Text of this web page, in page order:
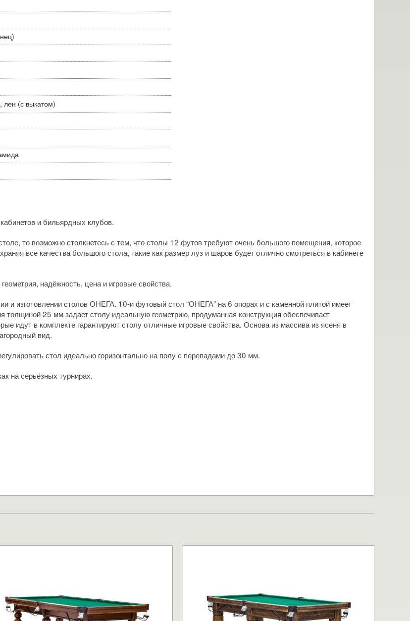
лен (с выкатом)
и бильярдных клубов.
то возможно столкнетесь с тем, что столы 12 футов требуют очень большого помещения, которое
все качества большого стола, такие как размер луз и шаров будет отлично смотреться в кабинете
надёжность, цена и игровые свойства.
и изготовлении столов ОНЕГА. 10-и футовый стол “ОНЕГА” на 6 опорах и с каменной плитой имеет
толщиной 25 мм задает столу идеальную геометрию, продуманная конструкция обеспечивает
идут в комплекте гарантируют столу отличные игровые свойства. Основа из массива из ясеня в
вид.
стол идеально горизонтально на полу с перепадами до 30 мм.
на серьёзных турнирах.